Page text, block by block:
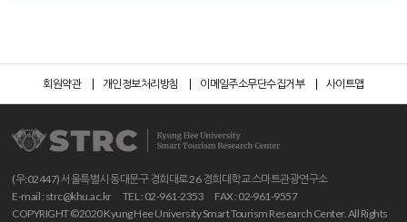
회원약관 개인정보처리방침 이메일주소무단수집거부 사이트맵
(우:02447) 서울특별시 동대문구 경희대로 26 경희대학교 스마트관광연구소
E-mail : strc@khu.ac.kr TEL : 02-961-2353
FAX : 02-961-9557
COPYRIGHT ©2020 Kyung Hee University Smart Tourism Research Center. All Rights